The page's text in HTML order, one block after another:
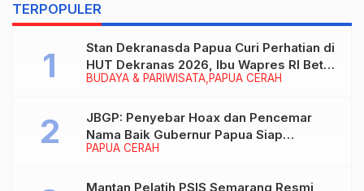
TERPOPULER
BUDAYA & PARIWISATA PAPUA CERAH
Stan Dekranasda Papua Curi Perhatian di
HUT Dekranas 2026, Ibu Wapres RI Betah
Menikmati Karya Perajin
PAPUA CERAH
JBGP: Penyebar Hoax dan Pencemar
Nama Baik Gubernur Papua Siap
Berhadapan dengan Hukum!
Mantan Pelatih PSIS Semarang Resmi